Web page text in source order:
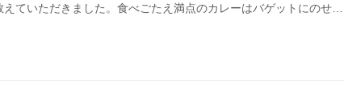
えていただきました。食べごたえ満点のカレーはバゲットにのせた
もおすすめです。（はじめてのストウブ無水調理』より）